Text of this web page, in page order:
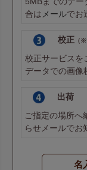
合は メールでお
校正 （
校正サービスを
データでの画像
出荷
ご指定の場所へ
らせメールでお
名